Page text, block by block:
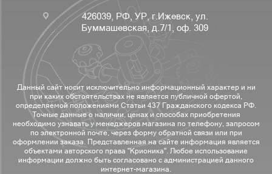
426039, РФ, УР, г.Ижевск, ул.
Буммашевская, д.7/1, оф. 309
Данный сайт носит исключительно информационный характер и ни
при каких обстоятельствах не является публичной офертой,
определяемой положениями Статьи 437 Гражданского кодекса РФ.
Точные данные о наличии, ценах и способах приобретения
необходимо узнавать у менеджеров магазина по телефону, запросом
по электронной почте, через форму обратной связи или при
оформлении заказа. Представленная на сайте информация является
объектами авторского права "Крионика". Любое использование
информации должно быть согласовано с администрацией данного
интернет-магазина.